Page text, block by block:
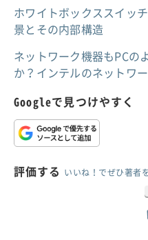
ホワイトボックススイッ
景とその内部構造
ネットワーク機器もPCの
か？インテルのネットワ
Googleで見つけやすく
評価する いいね！でぜひ著者